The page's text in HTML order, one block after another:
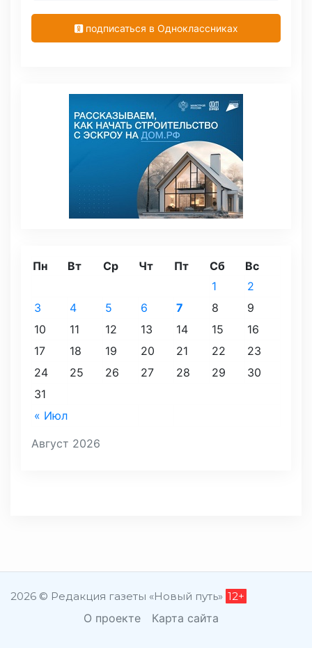
подписаться в Одноклассниках
Август 2026
Пн Вт Ср Чт Пт Сб Вс
« Июл
1
2
3
4 5 6 7 8
9
10
11 12 13 14 15
16
17
18 19 20 21 22
23
24
25 26 27 28 29
30
31
2026 © Редакция газеты «Новый путь» 12+
О проекте Карта сайта